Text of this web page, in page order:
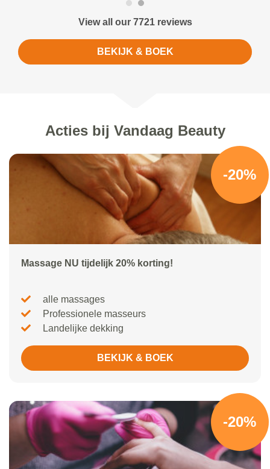
View all our 7721 reviews
BEKIJK & BOEK
Acties bij Vandaag Beauty
-20%
Massage NU tijdelijk 20% korting!
alle massages
Professionele masseurs
Landelijke dekking
BEKIJK & BOEK
-20%